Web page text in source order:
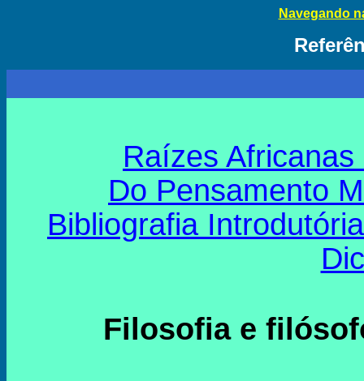
Navegando
Raízes
Do Pensamento
Bibliografia
Filosofia e